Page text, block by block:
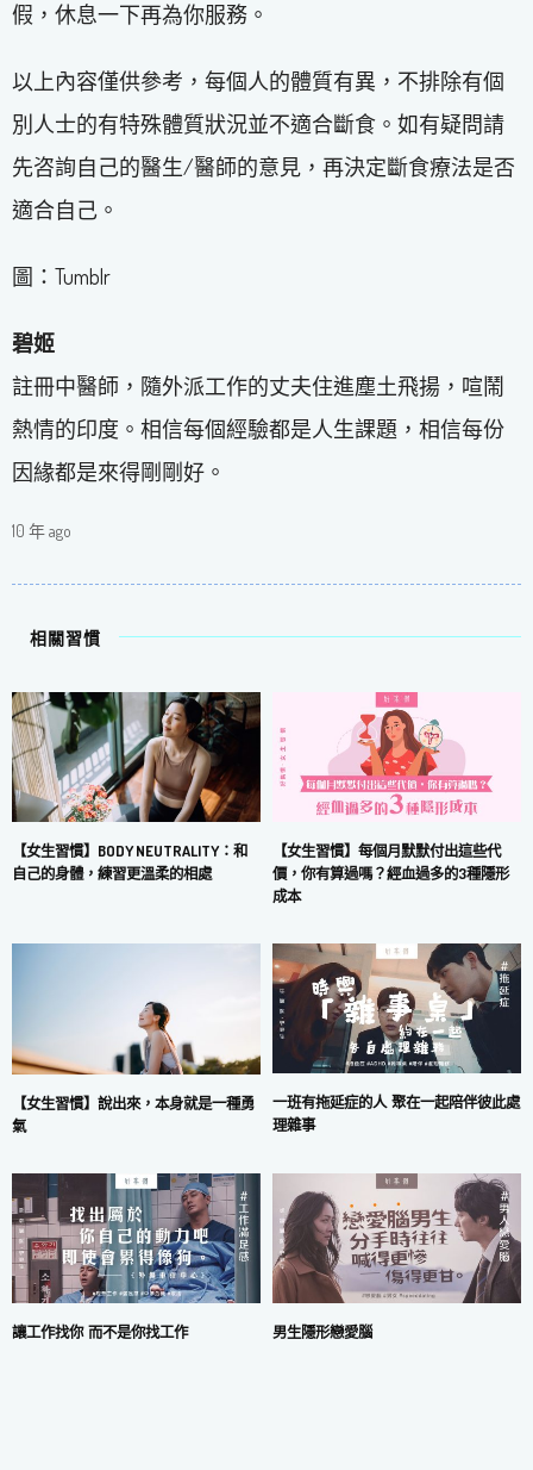
假，休息一下再為你服務。
以上內容僅供參考，每個人的體質有異，不排除有個
別人士的有特殊體質狀況並不適合斷食。如有疑問請
先咨詢自己的醫生/醫師的意見，再決定斷食療法是否
適合自己。
圖：Tumblr
碧姬
註冊中醫師，隨外派工作的丈夫住進塵土飛揚，喧鬧
熱情的印度。相信每個經驗都是人生課題，相信每份
因緣都是來得剛剛好。
10 年 ago
相關習慣
【女生習慣】BODY NEUTRALITY：和
自己的身體，練習更溫柔的相處
【女生習慣】每個月默默付出這些代
價，你有算過嗎？經血過多的3種隱形
成本
【女生習慣】說出來，本身就是一種勇
氣
一班有拖延症的人 聚在一起陪伴彼此處
理雜事
讓工作找你 而不是你找工作 男生隱形戀愛腦